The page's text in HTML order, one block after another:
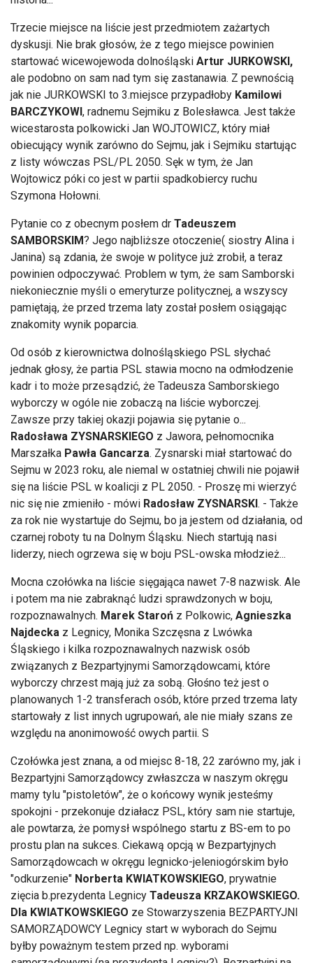
Trzecie miejsce na liście jest przedmiotem zażartych
dyskusji. Nie brak głosów, że z tego miejsce powinien
startować wicewojewoda dolnośląski Artur JURKOWSKI,
ale podobno on sam nad tym się zastanawia. Z pewnością
jak nie JURKOWSKI to 3.miejsce przypadłoby Kamilowi
BARCZYKOWI , radnemu Sejmiku z Bolesławca. Jest także
wicestarosta polkowicki Jan WOJTOWICZ, który miał
obiecujący wynik zarówno do Sejmu, jak i Sejmiku startując
z listy wówczas PSL/PL 2050. Sęk w tym, że Jan
Wojtowicz póki co jest w partii spadkobiercy ruchu
Szymona Hołowni.
Pytanie co z obecnym posłem dr Tadeuszem
SAMBORSKIM? Jego najbliższe otoczenie( siostry Alina i
Janina) są zdania, że swoje w polityce już zrobił, a teraz
powinien odpoczywać. Problem w tym, że sam Samborski
niekoniecznie myśli o emeryturze politycznej, a wszyscy
pamiętają, że przed trzema laty został posłem osiągając
znakomity wynik poparcia.
Od osób z kierownictwa dolnośląskiego PSL słychać
jednak głosy, że partia PSL stawia mocno na odmłodzenie
kadr i to może przesądzić, że Tadeusza Samborskiego
wyborczy w ogóle nie zobaczą na liście wyborczej.
Zawsze przy takiej okazji pojawia się pytanie o...
Radosława ZYSNARSKIEGO z Jawora, pełnomocnika
Marszałka Pawła Gancarza. Zysnarski miał startować do
Sejmu w 2023 roku, ale niemal w ostatniej chwili nie pojawił
się na liście PSL w koalicji z PL 2050. - Proszę mi wierzyć
nic się nie zmieniło - mówi Radosław ZYSNARSKI . - Także
za rok nie wystartuje do Sejmu, bo ja jestem od działania, od
czarnej roboty tu na Dolnym Śląsku. Niech startują nasi
liderzy, niech ogrzewa się w boju PSL-owska młodzież...
Mocna czołówka na liście sięgająca nawet 7-8 nazwisk. Ale
i potem ma nie zabraknąć ludzi sprawdzonych w boju,
rozpoznawalnych. Marek Staroń z Polkowic, Agnieszka
Najdecka z Legnicy, Monika Szczęsna z Lwówka
Śląskiego i kilka rozpoznawalnych nazwisk osób
związanych z Bezpartyjnymi Samorządowcami, które
wyborczy chrzest mają już za sobą. Głośno też jest o
planowanych 1-2 transferach osób, które przed trzema laty
startowały z list innych ugrupowań, ale nie miały szans ze
względu na anonimowość owych partii. S
Czołówka jest znana, a od miejsc 8-18, 22 zarówno my, jak i
Bezpartyjni Samorządowcy zwłaszcza w naszym okręgu
mamy tylu "pistoletów", że o końcowy wynik jesteśmy
spokojni - przekonuje działacz PSL, który sam nie startuje,
ale powtarza, że pomysł wspólnego startu z BS-em to po
prostu plan na sukces. Ciekawą opcją w Bezpartyjnych
Samorządowcach w okręgu legnicko-jeleniogórskim było
"odkurzenie" Norberta KWIATKOWSKIEGO, prywatnie
zięcia b.prezydenta Legnicy Tadeusza KRZAKOWSKIEGO.
Dla KWIATKOWSKIEGO ze Stowarzyszenia BEZPARTYJNI
SAMORZĄDOWCY Legnicy start w wyborach do Sejmu
byłby poważnym testem przed np. wyborami